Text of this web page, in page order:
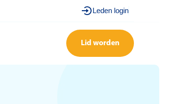
Leden login
Lid worden